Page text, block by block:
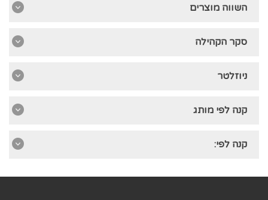
השווה מוצרים
סקר הקהילה
ניוזלטר
קנה לפי מותג
קנה לפי: